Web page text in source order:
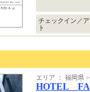
チェックイン／
ト
エリア ： 福岡県
HOTEL